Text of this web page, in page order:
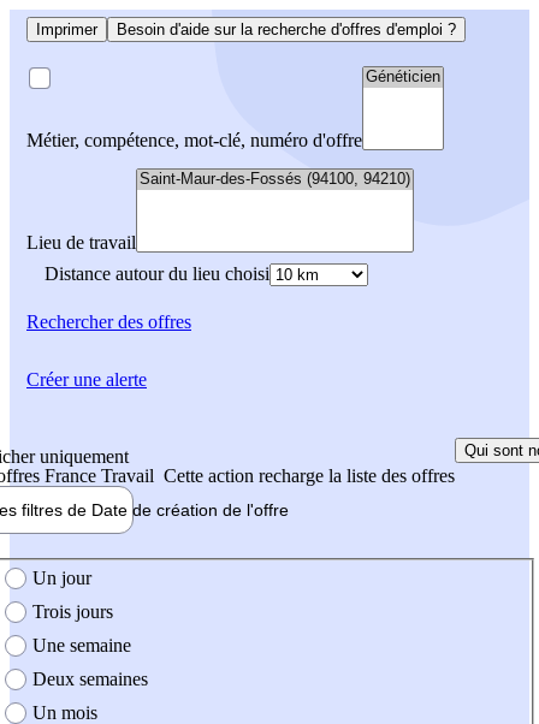
Imprimer Besoin d'aide sur la recherche d'offres d'emploi ?
Métier, compétence, mot-clé, numéro d'offre
Lieu de travail
Distance autour du lieu choisi
Rechercherdes offres
uniquement
France Travail Cette action recharge la liste des offres
Qui sont
filtres de Date de création de l'offre
création de l'offre
Un jour
Trois jours
Une semaine
Deux semaines
Un mois
Créer une alerte